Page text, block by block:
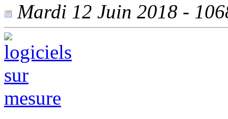
Mardi 12 Juin 2018 -